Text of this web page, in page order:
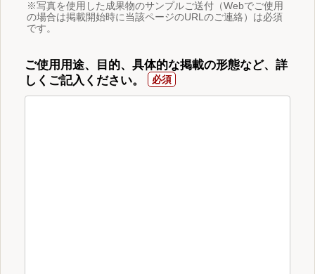
※写真を使用した成果物のサンプルご送付（Webでご使用
の場合は掲載開始時に当該ページのURLのご連絡）は必須
です。
ご使用用途、目的、具体的な掲載の形態など、詳
しくご記入ください。